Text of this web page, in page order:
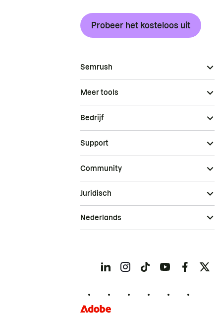
Probeer het kosteloos uit
Semrush
Meer tools
Bedrijf
Support
Community
Juridisch
Nederlands